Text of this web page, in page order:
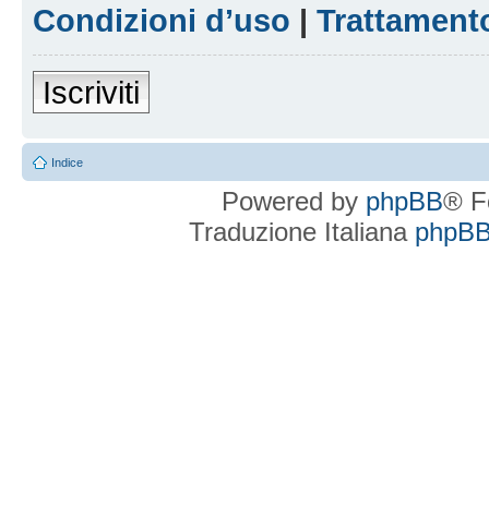
Condizioni d’uso |
Iscriviti
Indice
Powered by phpBB®
Traduzione Italiana